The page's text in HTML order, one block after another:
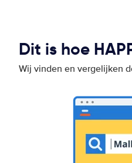
Dit is hoe
Wij vinden en vergelijken